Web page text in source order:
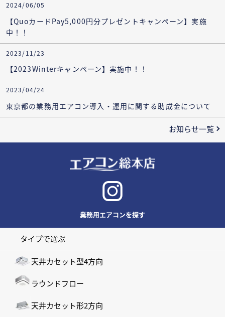
2024/06/05
【QuoカードPay5,000円分プレゼントキャンペーン】実施
中！！
2023/11/23
【2023Winterキャンペーン】実施中！！
2023/04/24
東京都の業務用エアコン導入・運用に関する助成金について
お知らせ一覧
業務用エアコンを探す
タイプで選ぶ
天井カセット型4方向
ラウンドフロー
天井カセット形2方向